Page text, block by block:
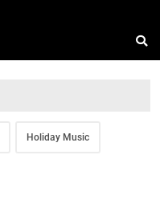
Holiday Music